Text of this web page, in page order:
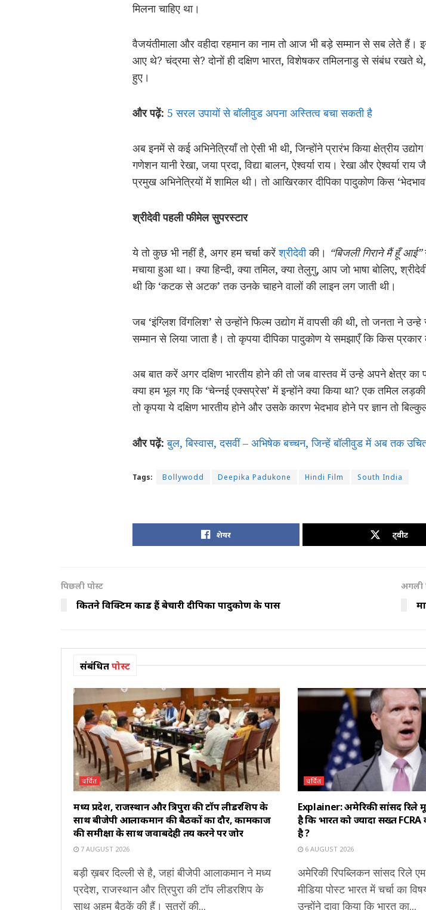
मिलना चाहिए था।
वैजयंतीमाला और वहीदा रहमान का नाम तो आज भी बड़े सम्मान से सब लेते
आए थे? चंद्रमा से? दोनों ही दक्षिण भारत, विशेषकर तमिलनाडु से संबंध रखते थे,
हुए।
और पढ़ें: 5 सरल उपायों से बॉलीवुड अपना अस्तित्व बचा सकती है
अब इनमें से कई अभिनेत्रियाँ तो ऐसी भी थी, जिन्होंने प्रारंभ किया क्षेत्रीय
गणेशन यानी रेखा, जया प्रदा, विद्या बालन, ऐश्वर्या राय। रेखा और ऐश्वर्या
प्रमुख अभिनेत्रियों में शामिल थी। तो आखिरकार दीपिका पादुकोण किस
श्रीदेवी पहली फीमेल सुपरस्टार
ये तो कुछ भी नहीं है, अगर हम चर्चा करेंश्रीदेवीकी। “बिजली गिराने मैं हूँ आई”
मचाया हुआ था। क्या हिन्दी, क्या तमिल, क्या तेलुगु, आप जो भाषा बोलिए,
थी कि ‘कटक से अटक’ तक उनके चाहने वालों की लाइन लग जाती थी।
जब ‘इंग्लिश विंगलिश’ से उन्होंने फिल्म उद्योग में वापसी की थी, तो जनता ने
सम्मान से लिया जाता है। तो कृपया दीपिका पादुकोण ये समझाएँ कि किस
अब बात करें अगर दक्षिण भारतीय होने की तो जब वास्तव में उन्हे अपने क्षेत्र का
क्या हम भूल गए कि ‘चेन्नई एक्सप्रेस’ में इन्होंने क्या किया था? एक तमिल
तो कृपया ये दक्षिण भारतीय होने और उसके कारण भेदभाव होने पर ज्ञान तो
और पढ़ें: बुल, बिस्वास, दसवीं – अभिषेक बच्चन, जिन्हें बॉलीवुड में अब तक उचित
Tags: Bollywodd Deepika Padukone Hindi Film South India
शेयर ट्वीट
पिछली पोस्ट
कितने विक्टिम कार्ड हैं बेचारी दीपिका पादुकोण के पास
अगली
संबंधितपोस्ट
चर्चित
मध्य प्रदेश, राजस्थान और त्रिपुरा की टॉप लीडरशिप के
साथ बीजेपी आलाकमान की बैठकों का दौर, कामकाज
की समीक्षा के साथ जवाबदेही तय करने पर जोर
7 AUGUST 2026
बड़ी ख़बर दिल्ली से है, जहां बीजेपी आलाकमान ने मध्य
प्रदेश, राजस्थान और त्रिपुरा की टॉप लीडरशिप के
साथ अहम बैठकें की हैं। सूत्रों की...
चर्चित
Explainer: अमेरिकी सांसद रिले
है कि भारत को ज्यादा सख्त
है ?
6 AUGUST 2026
अमेरिकी रिपब्लिकन सांसद रिले
मीडिया पोस्ट भारत में चर्चा का
उन्होंने दावा किया कि भारत का...